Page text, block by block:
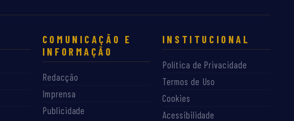
COMUNICAÇÃO E
INFORMAÇÃO
Redacção
Imprensa
Publicidade
INSTITUCIONAL
Política de Privacidade
Termos de Uso
Cookies
Acessibilidade